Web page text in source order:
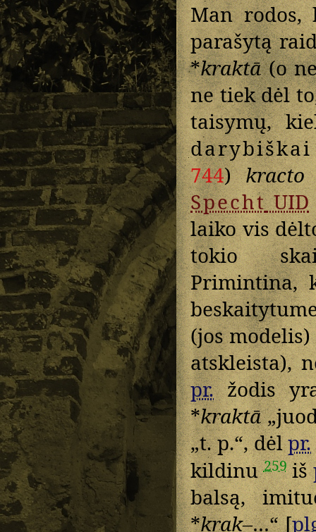
Man
parašytą
*kraktā(o
ne tiek dėl
taisymų,
darybiškai
744)kracto
SpechtUID
laiko vis
tokio
Primintina,
(jos
atskleista),
pr.žodis
*kraktā
„t. p.“, dėlpr.
kildinu259iš
balsą,
*krak–…“ [